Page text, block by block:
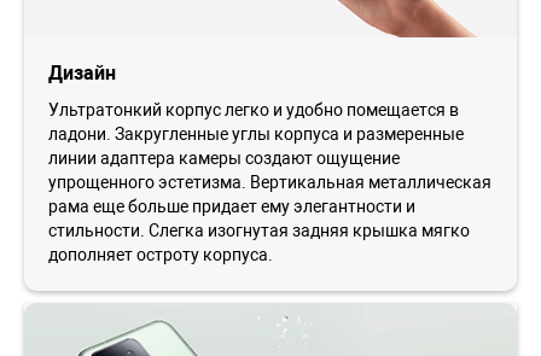
Дизайн
Ультратонкий корпус легко и удобно помещается в
ладони. Закругленные углы корпуса и размеренные
линии адаптера камеры создают ощущение
упрощенного эстетизма. Вертикальная металлическая
рама еще больше придает ему элегантности и
стильности. Слегка изогнутая задняя крышка мягко
дополняет остроту корпуса.